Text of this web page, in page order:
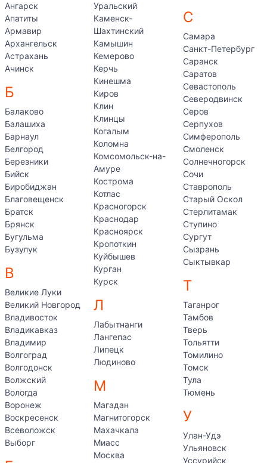
Ангарск
Апатиты
Армавир
Архангельск
Астрахань
Ачинск
Б
Балаково
Балашиха
Барнаул
Белгород
Березники
Бийск
Биробиджан
Благовещенск
Братск
Брянск
Бугульма
Бузулук
В
Великие Луки
Великий Новгород
Владивосток
Владикавказ
Владимир
Волгоград
Волгодонск
Волжский
Вологда
Воронеж
Воскресенск
Всеволожск
Выборг
Уральский
Каменск-
Шахтинский
Камышин
Кемерово
Керчь
Кинешма
Киров
Клин
Клинцы
Когалым
Коломна
Комсомольск-на-
Амуре
Кострома
Котлас
Красногорск
Краснодар
Красноярск
Кропоткин
Куйбышев
Курган
Курск
Л
Лабытнанги
Лангепас
Липецк
Людиново
М
Магадан
Магнитогорск
Махачкала
Миасс
Москва
С
Самара
Санкт-Петербург
Саранск
Саратов
Севастополь
Северодвинск
Серов
Серпухов
Симферополь
Смоленск
Солнечногорск
Сочи
Ставрополь
Старый Оскол
Стерлитамак
Ступино
Сургут
Сызрань
Сыктывкар
Т
Таганрог
Тамбов
Тверь
Тольятти
Томилино
Томск
Тула
Тюмень
У
Улан-Удэ
Ульяновск
Уссурийск